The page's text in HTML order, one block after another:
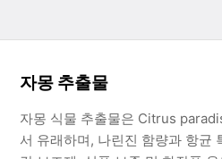
자몽 추출물
자몽 식물 추출물은 Citrus
서 유래하며, 나린진 함량과 항균